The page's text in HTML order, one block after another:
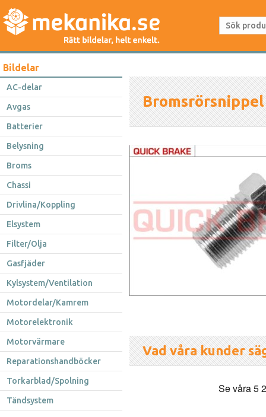
Bildelar
AC-delar
Avgas
Batterier
Belysning
Broms
Chassi
Drivlina/Koppling
Elsystem
Filter/Olja
Gasfjäder
Kylsystem/Ventilation
Motordelar/Kamrem
Motorelektronik
Motorvärmare
Reparationshandböcker
Torkarblad/Spolning
Tändsystem
Bromsrörsnippel
Vad våra kunder